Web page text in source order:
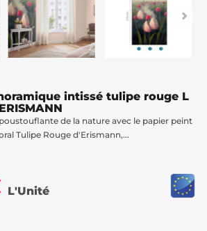
intissé tulipe rouge L
de la nature avec le papier peint
Tulipe Rouge d'Erismann,...
L'Unité